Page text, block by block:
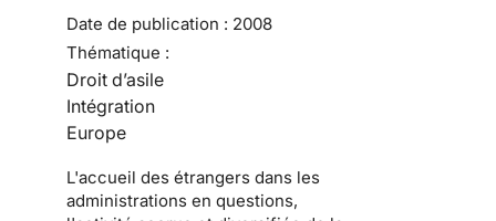
Date de publication : 2008
Thématique :
Droit d’asile
Intégration
Europe
L'accueil des étrangers dans les
administrations en questions,